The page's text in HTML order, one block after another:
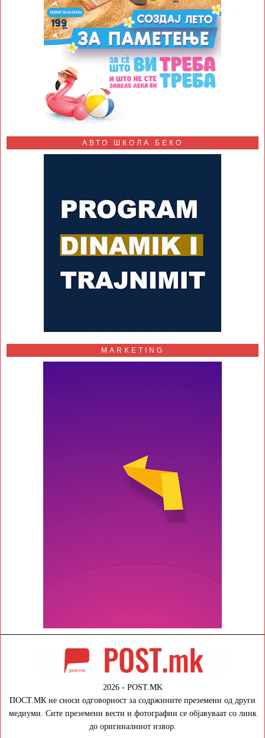
АВТО ШКОЛА БЕКО
MARKETING
2026 - POST.MK
ПОСТ.МК не сноси одговорност за содржините преземени од други
медиуми. Сите преземени вести и фотографии се објавуваат со линк
до оригиналниот извор.